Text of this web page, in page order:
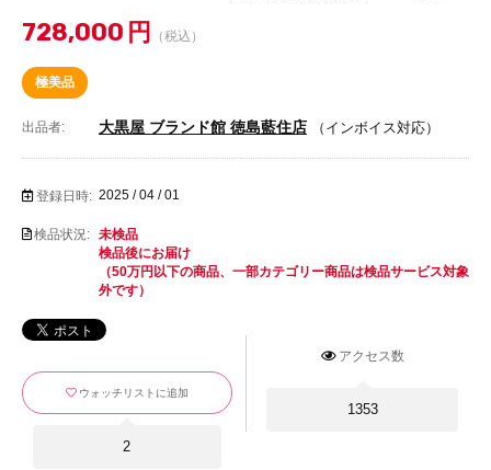
728,000 円 （税込）
極美品
出品者: 大黒屋 ブランド館 徳島藍住店 （インボイス対応）
登録日時: 2025 / 04 / 01
検品状況: 未検品
検品後にお届け
（50万円以下の商品、一部カテゴリー商品は検品サービス対象
外です）
アクセス数
1353
ウォッチリストに追加
2